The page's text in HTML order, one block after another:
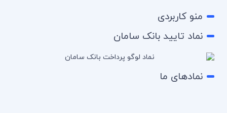
منو کاربردی
نماد تایید بانک سامان
نمادهای ما